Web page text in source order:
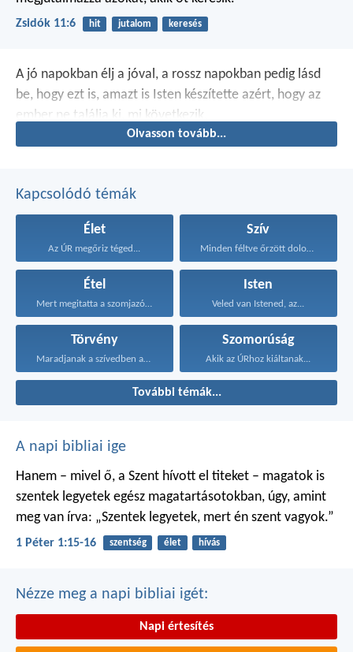
Zsidók 11:6 hit jutalom keresés
A jó napokban élj a jóval, a rossz napokban pedig lásd
be, hogy ezt is, amazt is Isten készítette azért, hogy az
ember ne találja ki,
mi következik.
Olvasson tovább...
Kapcsolódó témák
Élet
Az ÚR megőriz téged...
Szív
Minden féltve őrzött dolognál...
Étel
Mert megitatta a szomjazókat...
Isten
Veled van Istened, az...
Törvény
Maradjanak a szívedben azok...
Szomorúság
Akik az ÚRhoz kiáltanak...
További témák...
A napi bibliai ige
Hanem – mivel ő, a Szent hívott el titeket – magatok is
szentek legyetek egész magatartásotokban, úgy, amint
meg van írva: „Szentek legyetek, mert én szent vagyok.”
1 Péter 1:15-16 szentség élet hívás
Nézze meg a napi bibliai igét:
Napi értesítés